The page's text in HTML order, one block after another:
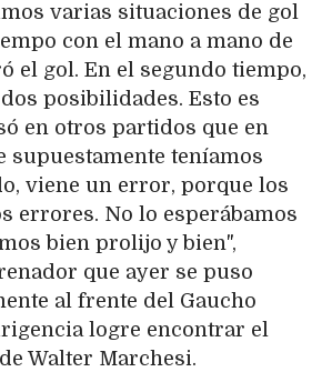
varias situaciones de gol
con el mano a mano de
el gol. En el segundo tiempo,
posibilidades. Esto es
en otros partidos que en
supuestamente teníamos
viene un error, porque los
errores. No lo esperábamos
bien prolijo y bien",
que ayer se puso
al frente del Gaucho
logre encontrar el
Walter Marchesi.